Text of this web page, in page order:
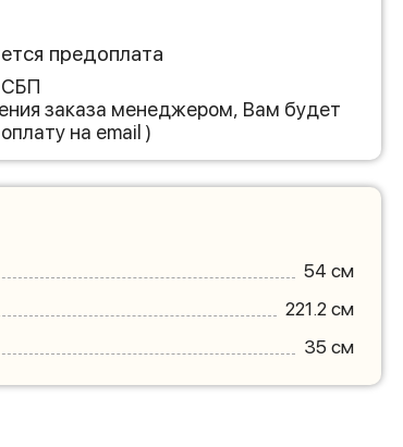
предоплата
СБП
заказа менеджером, Вам будет
на email )
54 см
221.2 см
35 см